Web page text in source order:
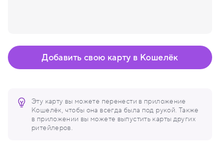
Эту карту вы можете перенести в приложение
Кошелёк, чтобы она всегда была под рукой. Также
в приложении вы можете выпустить карты других
ритейлеров.
Добавить свою карту в Кошелёк